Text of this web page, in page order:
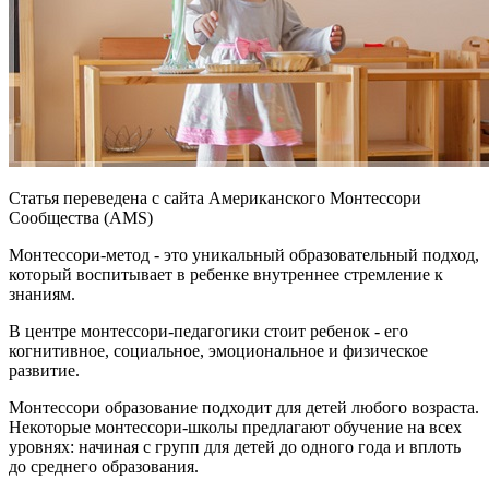
Статья переведена с сайта Американского Монтессори
Сообщества (AMS)
Монтессори-метод - это уникальный образовательный подход,
который воспитывает в ребенке внутреннее стремление к
знаниям.
В центре монтессори-педагогики стоит ребенок - его
когнитивное, социальное, эмоциональное и физическое
развитие.
Монтессори образование подходит для детей любого возраста.
Некоторые монтессори-школы предлагают обучение на всех
уровнях: начиная с групп для детей до одного года и вплоть
до среднего образования.